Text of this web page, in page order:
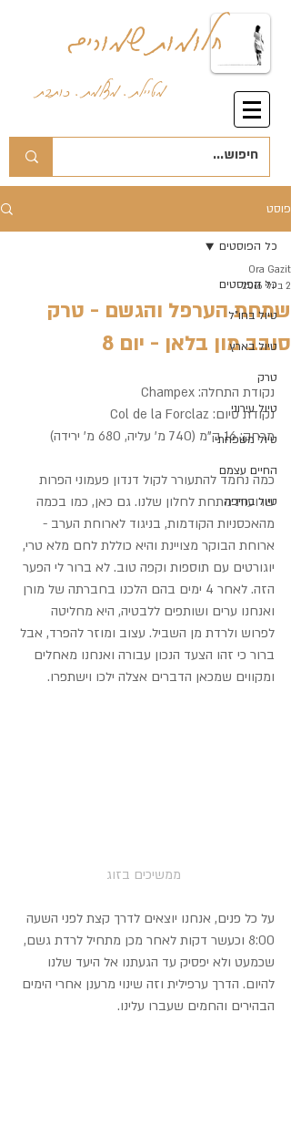
חלומות שמורים
מטיילת . מצלמת . כותבת
פוסט
כל הפוסטים
טיול בחו"ל
טיול בארץ
טרק
טיול עירוני
טיול משפחתי
החיים עצמם
טיול בחיפה
כל הפוסטים
שמחת הערפל והגשם - טרק
סובב מון בלאן - יום 8
Ora Gazit
2 ביולי 2016
נקודת התחלה: Champex
נקודת סיום: Col de la Forclaz
מרחק: 16 ק"מ (740 מ' עליה, 680 מ' ירידה)
כמה נחמד להתעורר לקול דנדון פעמוני הפרות
שרועות מתחת לחלון שלנו. גם כאן, כמו בכמה
מהאכסניות הקודמות, בניגוד לארוחת הערב -
ארוחת הבוקר מצויינת והיא כוללת לחם מלא טרי,
יוגורטים עם תוספות וקפה טוב. לא ברור לי הפער
הזה. לאחר 4 ימים בהם הלכנו בחברתה של מורן
ואנחנו ערים ושותפים ללבטיה, היא מחליטה
לפרוש ולרדת מן השביל. עצוב ומוזר להפרד, אבל
ברור כי זהו הצעד הנכון עבורה ואנחנו מאחלים
ומקווים שמכאן הדברים אצלה ילכו וישתפרו.
על כל פנים, אנחנו יוצאים לדרך קצת לפני השעה
8:00 וכעשר דקות לאחר מכן מתחיל לרדת גשם,
שכמעט ולא יפסיק עד הגעתנו אל היעד שלנו
להיום. הדרך ערפילית וזה שינוי מרענן אחרי הימים
הבהירים והחמים שעברו עלינו.